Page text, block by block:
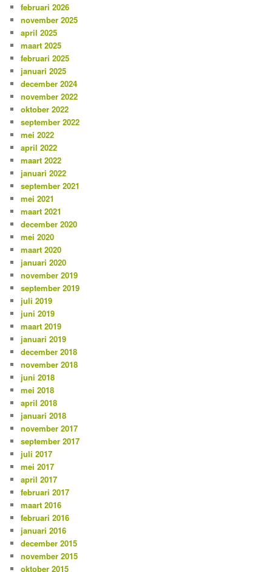
n
februari 2026
november 2025
april 2025
maart 2025
februari 2025
januari 2025
december 2024
november 2022
oktober 2022
september 2022
mei 2022
april 2022
maart 2022
januari 2022
september 2021
mei 2021
maart 2021
december 2020
mei 2020
maart 2020
januari 2020
november 2019
september 2019
juli 2019
juni 2019
maart 2019
januari 2019
december 2018
november 2018
juni 2018
mei 2018
april 2018
januari 2018
november 2017
september 2017
juli 2017
mei 2017
april 2017
februari 2017
maart 2016
februari 2016
januari 2016
december 2015
november 2015
oktober 2015